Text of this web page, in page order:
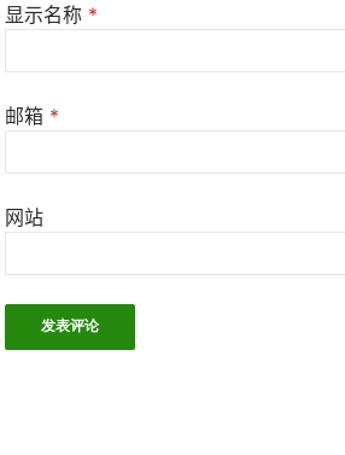
显示名称 *
邮箱 *
网站